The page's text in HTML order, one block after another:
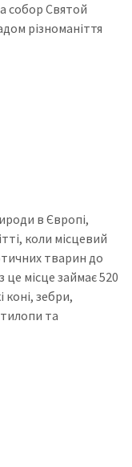
собор Святой
різноманіття
в Європі,
коли місцевий
тварин до
це місце займає 520
зебри,
та